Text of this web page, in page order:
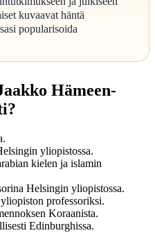
kuvaavat häntä
popularisoida
Hämeen-
yliopistossa.
kielen ja islamin
Helsingin yliopistossa.
professoriksi.
Koraanista.
Edinburghissa.